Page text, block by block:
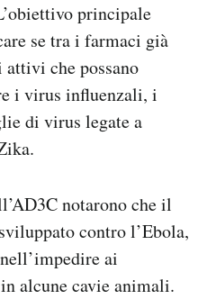
principale
se tra i farmaci già
che possano
i virus influenzali, i
di virus legate a
notarono che il
contro l’Ebola,
ai
alcune cavie animali.